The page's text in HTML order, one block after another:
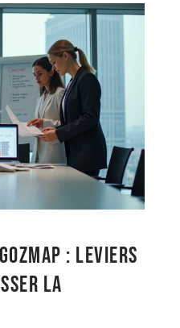
: leviers
la